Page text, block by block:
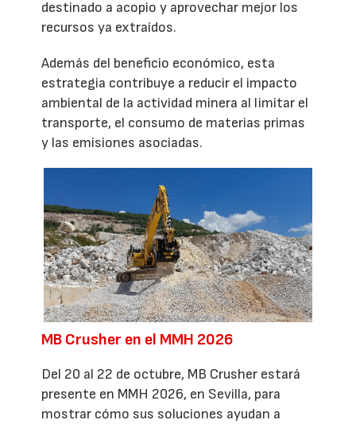
destinado a acopio y aprovechar mejor los
recursos ya extraídos.
Además del beneficio económico, esta
estrategia contribuye a reducir el impacto
ambiental de la actividad minera al limitar el
transporte, el consumo de materias primas
y las emisiones asociadas.
MB Crusher en el MMH 2026
Del 20 al 22 de octubre, MB Crusher estará
presente en MMH 2026, en Sevilla, para
mostrar cómo sus soluciones ayudan a